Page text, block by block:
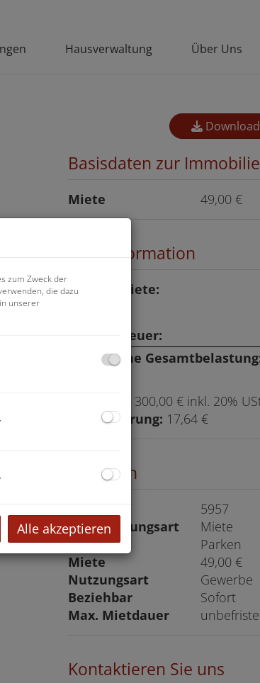
Hausverwaltung Über Uns
Basisdaten zur Immobilie
Miete 49,00 €
Preisinformation
Gesamtmiete:
Umsatzsteuer:
monatliche
300,00 € inkl. 20%
Vergebührung: 17,64 €
Eckdaten
Objektnr.
5957
Vermarktungsart
Miete
Objektart
Parken
Miete
49,00 €
Nutzungsart
Gewerbe
Beziehbar
Sofort
Max. Mietdauer
Kontaktieren Sie uns
zum Zweck der
die dazu
unserer
Alle akzeptieren